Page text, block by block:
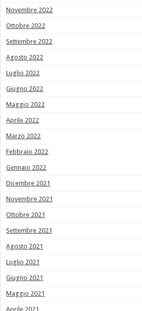
Novembre 2022
Ottobre 2022
Settembre 2022
Agosto 2022
Luglio 2022
Giugno 2022
Maggio 2022
Aprile 2022
Marzo 2022
Febbraio 2022
Gennaio 2022
Dicembre 2021
Novembre 2021
Ottobre 2021
Settembre 2021
Agosto 2021
Luglio 2021
Giugno 2021
Maggio 2021
Aprile 2021